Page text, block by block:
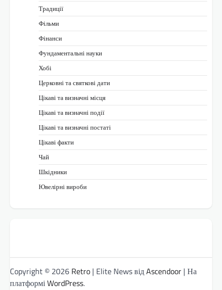
Традиції
Фільми
Фінанси
Фундаментальні науки
Хобі
Церковні та святкові дати
Цікаві та визначні місця
Цікаві та визначні події
Цікаві та визначні постаті
Цікаві факти
Чай
Шкідники
Ювелірні вироби
Copyright © 2026 Retro | Elite News відAscendoor | На
платформіWordPress.